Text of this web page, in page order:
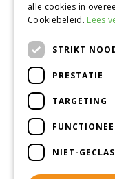
alle cookies in
Cookiebeleid. Lees
STRIKT
PRESTATIE
TARGETING
NIET-